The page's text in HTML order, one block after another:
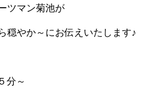
ツマン菊池が
穏やか～にお伝えいたします♪
分～